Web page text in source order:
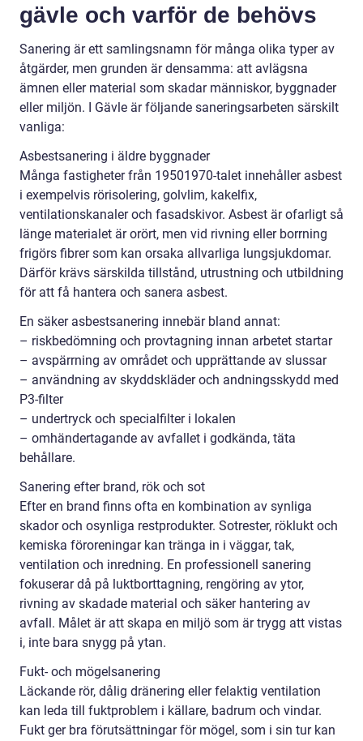
gävle och varför de behövs
Sanering är ett samlingsnamn för många olika typer av
åtgärder, men grunden är densamma: att avlägsna
ämnen eller material som skadar människor, byggnader
eller miljön. I Gävle är följande saneringsarbeten särskilt
vanliga:
Asbestsanering i äldre byggnader
Många fastigheter från 19501970-talet innehåller asbest
i exempelvis rörisolering, golvlim, kakelfix,
ventilationskanaler och fasadskivor. Asbest är ofarligt så
länge materialet är orört, men vid rivning eller borrning
frigörs fibrer som kan orsaka allvarliga lungsjukdomar.
Därför krävs särskilda tillstånd, utrustning och utbildning
för att få hantera och sanera asbest.
En säker asbestsanering innebär bland annat:
– riskbedömning och provtagning innan arbetet startar
– avspärrning av området och upprättande av slussar
– användning av skyddskläder och andningsskydd med
P3-filter
– undertryck och specialfilter i lokalen
– omhändertagande av avfallet i godkända, täta
behållare.
Sanering efter brand, rök och sot
Efter en brand finns ofta en kombination av synliga
skador och osynliga restprodukter. Sotrester, röklukt och
kemiska föroreningar kan tränga in i väggar, tak,
ventilation och inredning. En professionell sanering
fokuserar då på luktborttagning, rengöring av ytor,
rivning av skadade material och säker hantering av
avfall. Målet är att skapa en miljö som är trygg att vistas
i, inte bara snygg på ytan.
Fukt- och mögelsanering
Läckande rör, dålig dränering eller felaktig ventilation
kan leda till fuktproblem i källare, badrum och vindar.
Fukt ger bra förutsättningar för mögel, som i sin tur kan